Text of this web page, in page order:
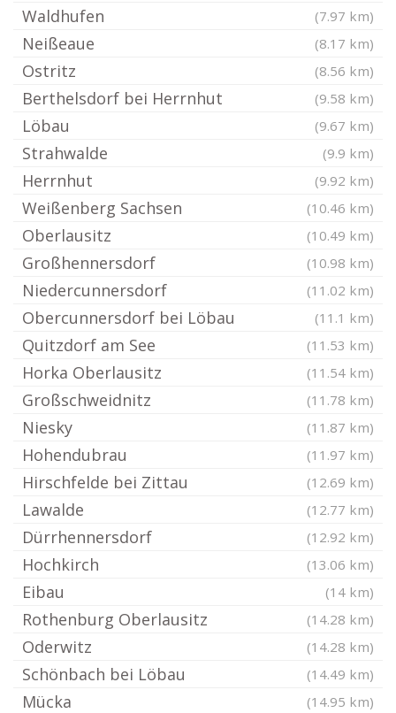
Waldhufen (7.97 km)
Neißeaue (8.17 km)
Ostritz (8.56 km)
Berthelsdorf bei Herrnhut (9.58 km)
Löbau (9.67 km)
Strahwalde (9.9 km)
Herrnhut (9.92 km)
Weißenberg Sachsen (10.46 km)
Oberlausitz (10.49 km)
Großhennersdorf (10.98 km)
Niedercunnersdorf (11.02 km)
Obercunnersdorf bei Löbau (11.1 km)
Quitzdorf am See (11.53 km)
Horka Oberlausitz (11.54 km)
Großschweidnitz (11.78 km)
Niesky (11.87 km)
Hohendubrau (11.97 km)
Hirschfelde bei Zittau (12.69 km)
Lawalde (12.77 km)
Dürrhennersdorf (12.92 km)
Hochkirch (13.06 km)
Eibau (14 km)
Rothenburg Oberlausitz (14.28 km)
Oderwitz (14.28 km)
Schönbach bei Löbau (14.49 km)
Mücka (14.95 km)